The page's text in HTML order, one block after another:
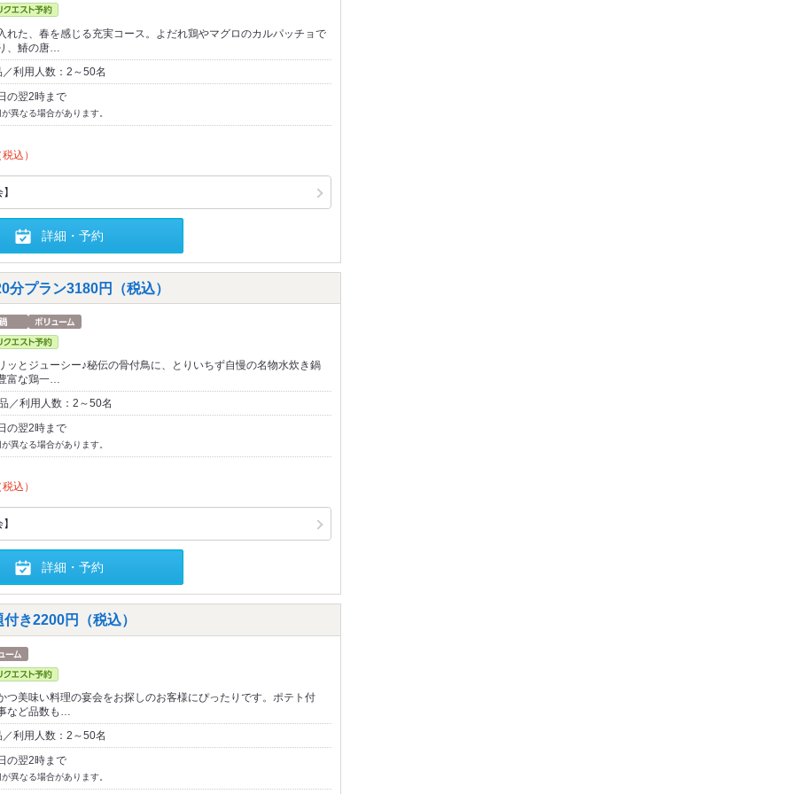
れた、春を感じる充実コース。よだれ鶏やマグロのカルパッチョで
、鰆の唐…
利用人数：2～50名
の翌2時まで
異なる場合があります。
込）
詳細・予約
プラン3180円（税込）
ッとジューシー♪秘伝の骨付鳥に、とりいちず自慢の名物水炊き鍋
富な鶏一…
／利用人数：2～50名
の翌2時まで
異なる場合があります。
込）
詳細・予約
き2200円（税込）
つ美味い料理の宴会をお探しのお客様にぴったりです。ポテト付
など品数も…
利用人数：2～50名
の翌2時まで
異なる場合があります。